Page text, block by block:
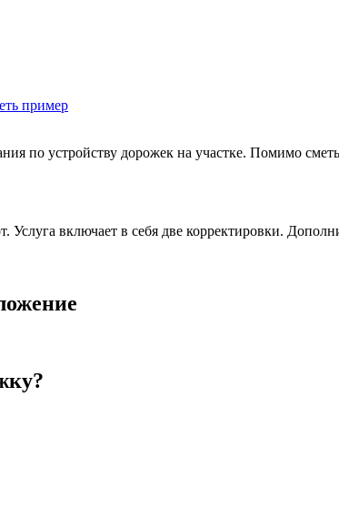
пример
по устройству дорожек на участке. Помимо
Услуга включает в себя две корректировки.